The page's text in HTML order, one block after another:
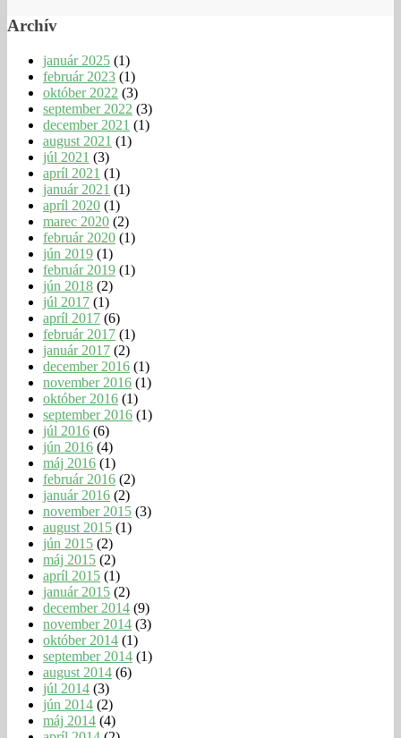
Archív
január 2025 (1)
február 2023 (1)
október 2022 (3)
september 2022 (3)
december 2021 (1)
august 2021 (1)
júl 2021 (3)
apríl 2021 (1)
január 2021 (1)
apríl 2020 (1)
marec 2020 (2)
február 2020 (1)
jún 2019 (1)
február 2019 (1)
jún 2018 (2)
júl 2017 (1)
apríl 2017 (6)
február 2017 (1)
január 2017 (2)
december 2016 (1)
november 2016 (1)
október 2016 (1)
september 2016 (1)
júl 2016 (6)
jún 2016 (4)
máj 2016 (1)
február 2016 (2)
január 2016 (2)
november 2015 (3)
august 2015 (1)
jún 2015 (2)
máj 2015 (2)
apríl 2015 (1)
január 2015 (2)
december 2014 (9)
november 2014 (3)
október 2014 (1)
september 2014 (1)
august 2014 (6)
júl 2014 (3)
jún 2014 (2)
máj 2014 (4)